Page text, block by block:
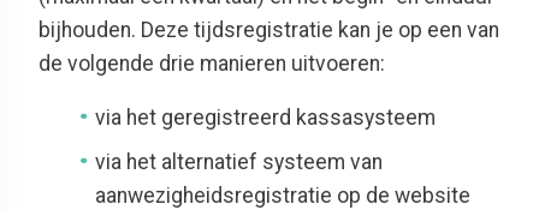
bijhouden. Deze tijdsregistratie kan je op een van
de volgende drie manieren uitvoeren:
via het geregistreerd kassasysteem
via het alternatief systeem van
aanwezigheidsregistratie op de website